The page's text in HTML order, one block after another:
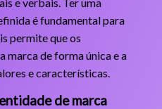
é fundamental para
permite que os
marca de forma única e a
e características.
de marca